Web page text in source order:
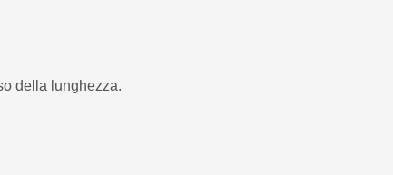
della lunghezza.